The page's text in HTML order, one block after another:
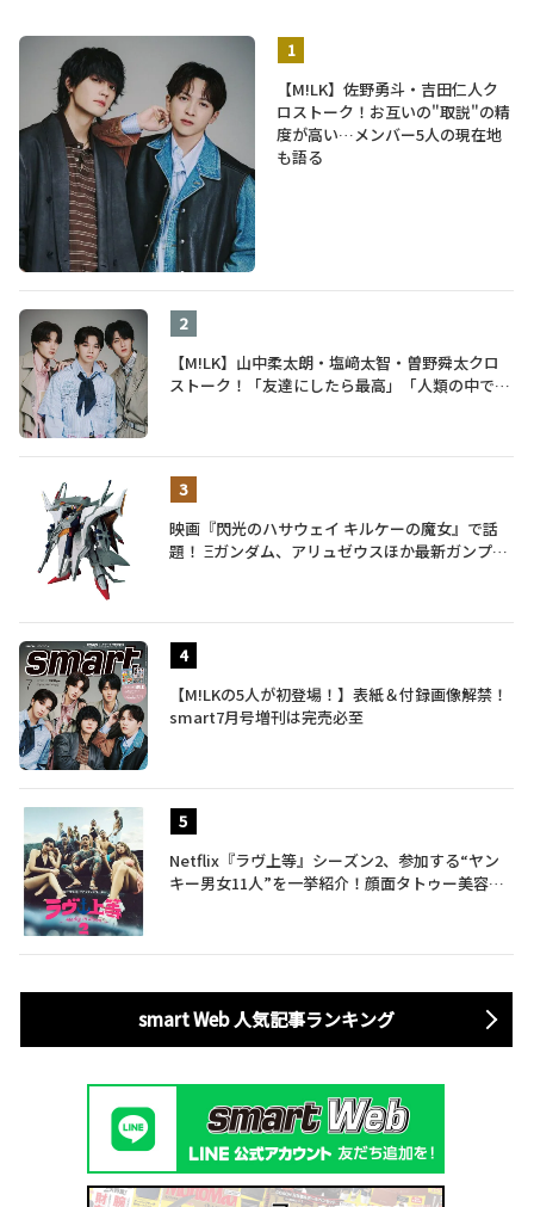
【M!LK】佐野勇斗・吉田仁人ク
ロストーク！お互いの"取説"の精
度が高い…メンバー5人の現在地
も語る
【M!LK】山中柔太朗・塩﨑太智・曽野舜太クロ
ストーク！「友達にしたら最高」「人類の中で桁
映画『閃光のハサウェイ キルケーの魔女』で話
題！ Ξガンダム、アリュゼウスほか最新ガンプラ
【M!LKの5人が初登場！】表紙＆付録画像解禁！
smart7月号増刊は完売必至
Netflix『ラヴ上等』シーズン2、参加する“ヤン
キー男女11人”を一挙紹介！顔面タトゥー美容
smart Web 人気記事ランキング